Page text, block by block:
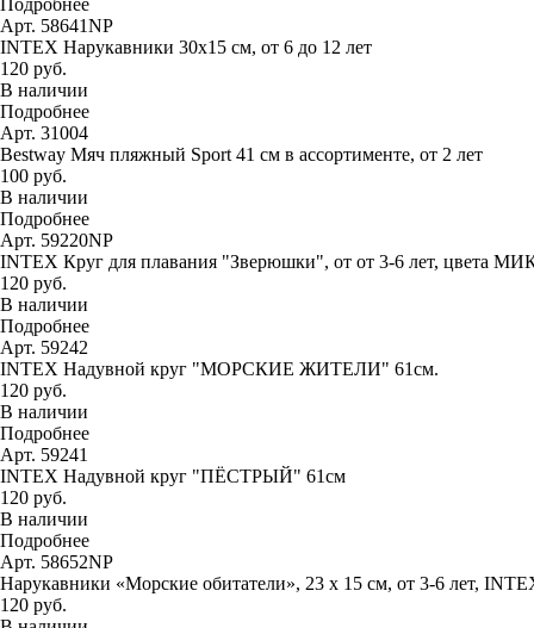
Арт. 58641NP
INTEX Нарукавники 30х15 см, от 6 до 12 лет
120 руб.
В наличии
Подробнее
Арт. 31004
Bestway Мяч пляжный Sport 41 см в ассортименте, от 2 лет
100 руб.
В наличии
Подробнее
Арт. 59220NP
INTEX Круг для плавания "Зверюшки", от от 3-6 лет, цвета
120 руб.
В наличии
Подробнее
Арт. 59242
INTEX Надувной круг "МОРСКИЕ ЖИТЕЛИ" 61см.
120 руб.
В наличии
Подробнее
Арт. 59241
INTEX Надувной круг "ПЁСТРЫЙ" 61см
120 руб.
В наличии
Подробнее
Арт. 58652NP
Нарукавники «Морские обитатели», 23 х 15 см, от 3-6 лет,
120 руб.